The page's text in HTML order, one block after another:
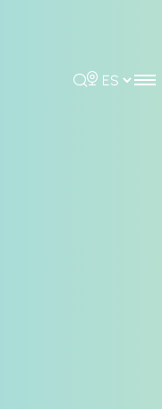
Rechercher
Choisir la